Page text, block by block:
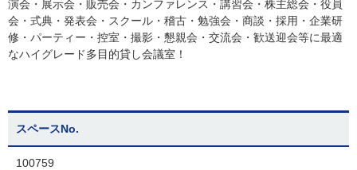
演会・展示会・販売会・カンファレンス・講習会・株主総会・役員
会・式典・発表会・スクール・稽古・勉強会・商談・採用・企業研
修・パーティー・控室・撮影・懇親会・交流会・歓送迎会等に最適
なハイグレード多目的貸し会議室！
スペースNo.
100759